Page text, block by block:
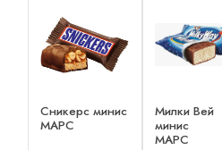
Сникерс минис
МАРС
Милки Вей
минис
МАРС